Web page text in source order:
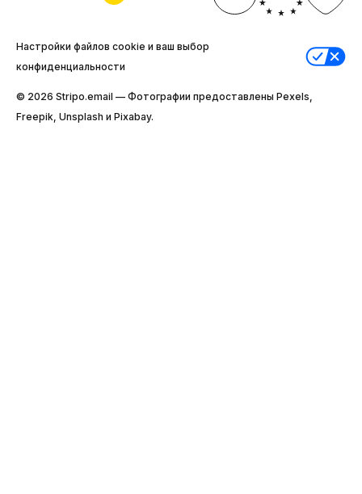
Настройки файлов cookie и ваш выбор
конфиденциальности
© 2026 Stripо.email — Фотографии предоставлены Pexels,
Freepik, Unsplash и Pixabay.